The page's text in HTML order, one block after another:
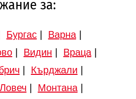
за:
Бургас| Варна|
| Видин Враца|
Кърджали
Ловеч Монтана|